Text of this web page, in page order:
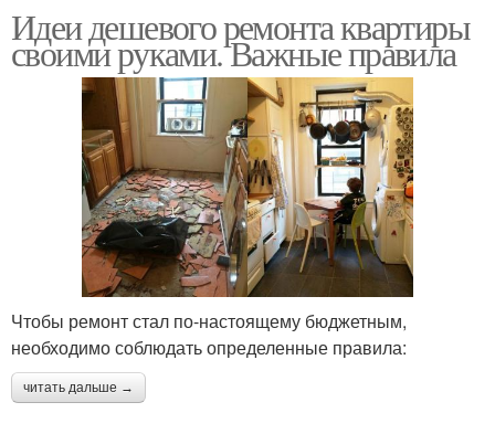
Идеи дешевого ремонта квартиры
своими руками. Важные правила
Чтобы ремонт стал по-настоящему бюджетным,
необходимо соблюдать определенные правила:
читать дальше →